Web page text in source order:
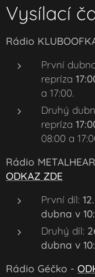
Vysílací
Rádio
První
repríza
a 17:00.
Druhý
repríza
08:00 a
Rádio
ODKAZ ZDE
První díl:
dubna v
Druhý díl:
dubna v
Rádio Géčko -